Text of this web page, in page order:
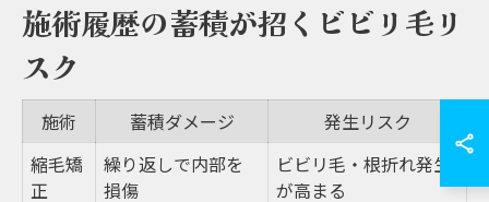
施術履歴の蓄積が招くビビリ毛リ
スク
施術 蓄積ダメージ
発生リスク
縮毛矯
正
繰り返しで内部を
損傷
ビビリ毛・根折れ発生
が高まる